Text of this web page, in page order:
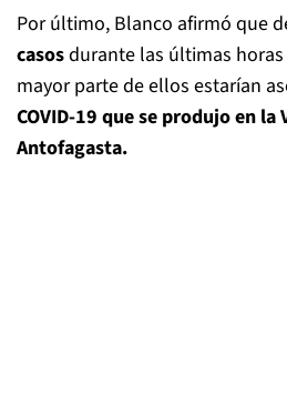
Por último, Blanco afirmó que
casosdurante las últimas
mayor parte de ellos estarían
COVID-19 que se produjo en la
Antofagasta.